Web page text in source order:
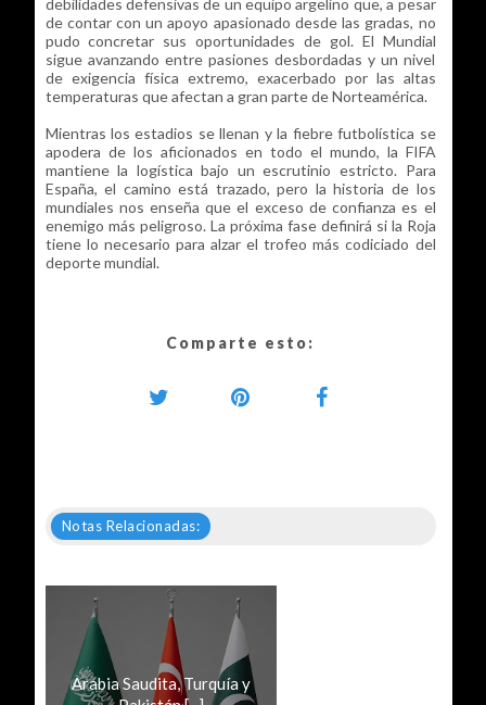
de contar con un apoyo apasionado desde las gradas, no
pudo concretar sus oportunidades de gol. El Mundial
sigue avanzando entre pasiones desbordadas y un nivel
de exigencia física extremo, exacerbado por las altas
temperaturas que afectan a gran parte de Norteamérica.
Mientras los estadios se llenan y la fiebre futbolística se
apodera de los aficionados en todo el mundo, la FIFA
mantiene la logística bajo un escrutinio estricto. Para
España, el camino está trazado, pero la historia de los
mundiales nos enseña que el exceso de confianza es el
enemigo más peligroso. La próxima fase definirá si la Roja
tiene lo necesario para alzar el trofeo más codiciado del
deporte mundial.
Comparte esto:
Notas Relacionadas:
Arabia Saudita, Turquía y